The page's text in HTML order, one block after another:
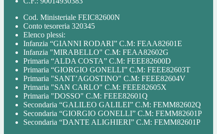
Cod. Ministeriale FEIC82600N
Conto tesoreria 320345
Elenco plessi:
Infanzia “GIANNI RODARI” C.M: FEAA82601E
Infanzia "MIRABELLO" C.M: FEAA82602G
Primaria “ALDA COSTA” C.M: FEEE82600D
Primaria “GIORGIO GONELLI” C.M: FEEE82603T
Primaria "SANT’AGOSTINO" C.M: FEEE82604V
Primaria "SAN CARLO" C.M: FEEE82605X
Primaria "DOSSO" C.M: FEEE82601Q
Secondaria “GALILEO GALILEI” C.M: FEMM82602Q
Secondaria “GIORGIO GONELLI” C.M: FEMM82601P
Secondaria “DANTE ALIGHIERI” C.M: FEMM82601P